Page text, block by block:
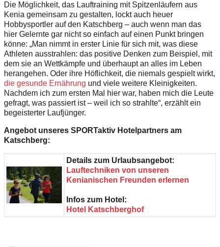
Die Möglichkeit, das Lauftraining mit Spitzenläufern aus
Kenia gemeinsam zu gestalten, lockt auch heuer
Hobbysportler auf den Katschberg – auch wenn man das
hier Gelernte gar nicht so einfach auf einen Punkt bringen
könne: „Man nimmt in erster Linie für sich mit, was diese
Athleten ausstrahlen: das positive Denken zum Beispiel, mit
dem sie an Wettkämpfe und überhaupt an alles im Leben
herangehen. Oder ihre Höflichkeit, die niemals gespielt wirkt,
die gesunde Ernährung und viele weitere Kleinigkeiten.
Nachdem ich zum ersten Mal hier war, haben mich die Leute
gefragt, was passiert ist – weil ich so strahlte“, erzählt ein
begeisterter Laufjünger.
Angebot unseres SPORTaktiv Hotelpartners am
Katschberg:
Details zum Urlaubsangebot:
Lauftechniken von unseren
Kenianischen Freunden erlernen
Infos zum Hotel:
Hotel Katschberghof